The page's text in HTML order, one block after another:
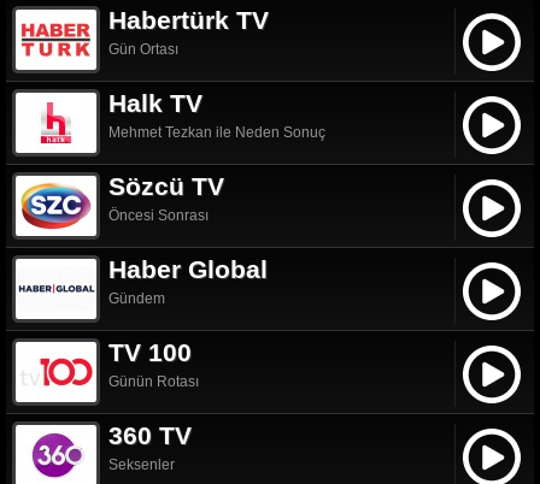
Habertürk TV
Gün Ortası
Halk TV
Mehmet Tezkan ile Neden Sonuç
Sözcü TV
Öncesi Sonrası
Haber Global
Gündem
TV 100
Günün Rotası
360 TV
Seksenler